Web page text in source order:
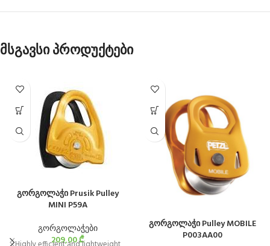
მსგავსი პროდუქტები
გორგოლაჭი Prusik Pulley
MINI P59A
გორგოლაჭები
209,00₾
გორგოლაჭი Pulley MOBILE
P003AA00